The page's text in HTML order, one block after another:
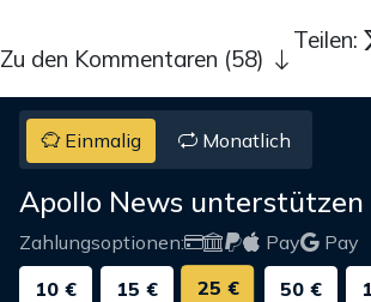
Teilen:
Zu den Kommentaren (58)
Einmalig Monatlich
Apollo News unterstützen
Zahlungsoptionen: Pay
Pay
10 €
15 € 25 € 50 €